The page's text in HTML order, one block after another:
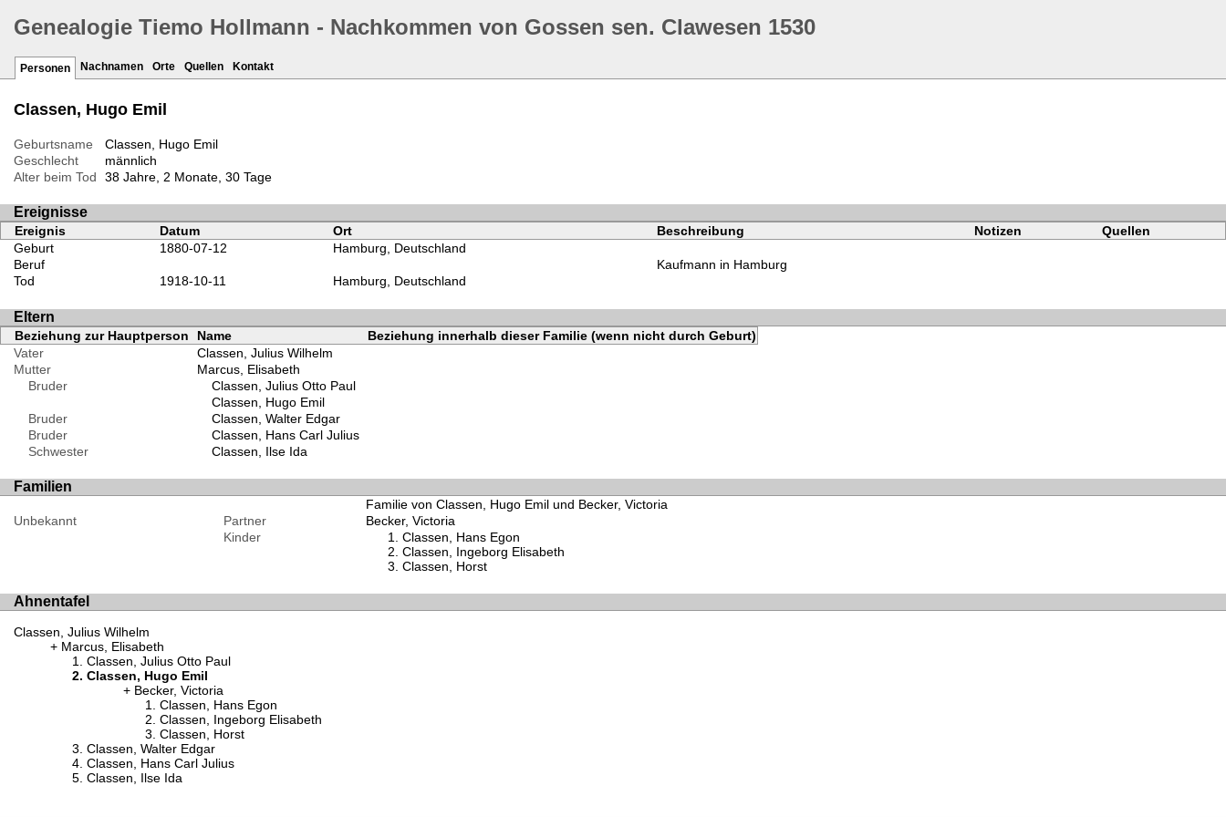
Genealogie Tiemo Hollmann - Nachkommen von Gossen sen. Clawesen 1530
Personen Nachnamen Orte Quellen Kontakt
Classen, Hugo Emil
Geburtsname
Classen, Hugo Emil
Geschlecht
männlich
Alter beim Tod
38 Jahre, 2 Monate, 30 Tage
Ereignisse
Ereignis Datum Ort Beschreibung Notizen
Quellen
Geburt
1880-07-12
Hamburg, Deutschland
Beruf
Kaufmann in Hamburg
Tod
1918-10-11 Hamburg, Deutschland
Eltern
Beziehung zur Hauptperson Name
Beziehung innerhalb dieser Familie (wenn nicht durch Geburt)
Vater
Classen, Julius Wilhelm
Mutter
Marcus, Elisabeth
Bruder
Classen, Julius Otto Paul
Classen, Hugo Emil
Bruder
Classen, Walter Edgar
Bruder
Classen, Hans Carl Julius
Schwester
Classen, Ilse Ida
Familien
Familie von Classen, Hugo Emil und Becker, Victoria
Unbekannt
Partner
Becker, Victoria
Kinder
Classen, Hans Egon
Classen, Ingeborg Elisabeth
Classen, Horst
Ahnentafel
Classen, Julius Wilhelm
Marcus, Elisabeth
Classen, Julius Otto Paul
Classen, Hugo Emil
Becker, Victoria
Classen, Hans Egon
Classen, Ingeborg Elisabeth
Classen, Horst
Classen, Walter Edgar
Classen, Hans Carl Julius
Classen, Ilse Ida